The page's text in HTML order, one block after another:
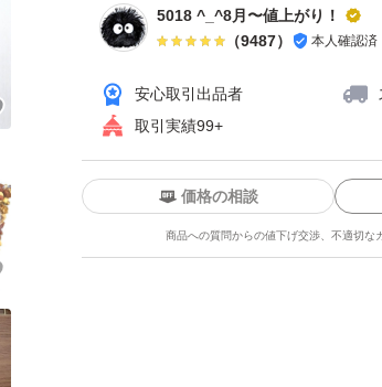
5018 ^_^8月〜値上がり！
（9487） 本人確認済
安心取引出品者
取引実績99+
価格の相談
商品への質問からの値下げ交渉、不適切な